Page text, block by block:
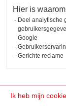
Hier is
Deel analytische
Google
Gerichte reclame
Ik heb mijn